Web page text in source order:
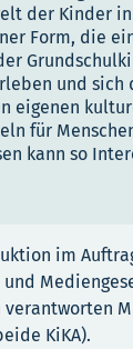
der Kinder
Form, die
und
eigenen
für
kann so
im
KiKA).